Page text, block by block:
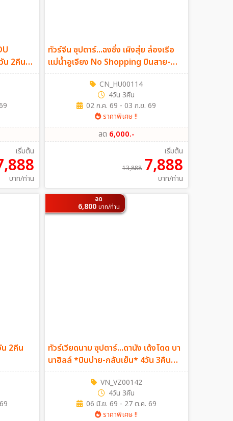
น 2คืน
เริ่มต้น
บาท/ท่าน
ทัวร์จีน ซุปตาร์...ฉงชิ่ง เผิงสุ่ย ล่องเรือ
แม่น้ำอูเจียง No Shopping บินสาย-
กลับเช้า 4วัน 3คืน (HU)
CN_HU00114
4วัน 3คืน
02 ก.ค. 69 - 03 ก.ย. 69
ราคาพิเศษ !!
ลด 6,000.-
เริ่มต้น
13,888 7,888
บาท/ท่าน
น 2คืน
ลด
6,800 บาท/ท่าน
ทัวร์เวียดนาม ซุปตาร์...ดานัง เด้งโดด บา
นาฮิลล์ *บินบ่าย-กลับเย็น* 4วัน 3คืน
(VZ)
VN_VZ00142
4วัน 3คืน
06 มิ.ย. 69 - 27 ต.ค. 69
ราคาพิเศษ !!